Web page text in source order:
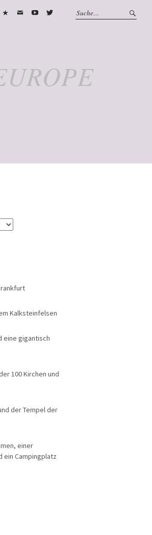
Kalksteinfelsen
eine gigantisch
100 Kirchen und
der Tempel der
einer
ein Campingplatz